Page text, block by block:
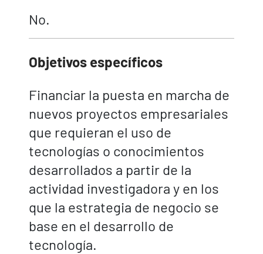
No.
Objetivos específicos
Financiar la puesta en marcha de
nuevos proyectos empresariales
que requieran el uso de
tecnologías o conocimientos
desarrollados a partir de la
actividad investigadora y en los
que la estrategia de negocio se
base en el desarrollo de
tecnología.